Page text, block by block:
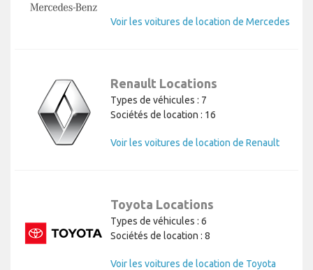
Voir les voitures de location de Mercedes
Renault Locations
Types de véhicules : 7
Sociétés de location : 16
Voir les voitures de location de Renault
Toyota Locations
Types de véhicules : 6
Sociétés de location : 8
Voir les voitures de location de Toyota